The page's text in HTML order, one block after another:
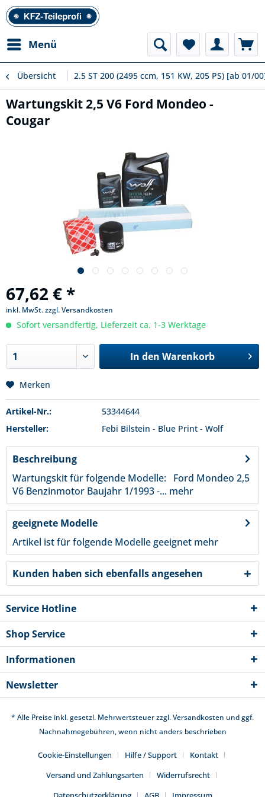
Menü
Übersicht 2.5 ST 200 (2495 ccm, 151 KW, 205 PS) [ab 01/
Wartungskit 2,5 V6 Ford Mondeo -
Cougar
67,62 € *
inkl. MwSt.zzgl. Versandkosten
Sofort versandfertig, Lieferzeit ca. 1-3 Werktage
In den Warenkorb
Merken
Artikel-Nr.:
53344644
Hersteller:
Febi Bilstein - Blue Print - Wolf
Beschreibung
Wartungskit für folgende Modelle: Ford Mondeo 2,5
V6 Benzinmotor Baujahr 1/1993 -... mehr
geeignete Modelle
Artikel ist für folgende Modelle geeignet mehr
Kunden haben sich ebenfalls angesehen
Service Hotline
Shop Service
Informationen
Newsletter
* Alle Preise inkl. gesetzl. Mehrwertsteuer zzgl.Versandkosten und ggf.
Nachnahmegebühren, wenn nicht anders beschrieben
Cookie-Einstellungen Hilfe / Support
Kontakt
Versand und Zahlungsarten
Widerrufsrecht